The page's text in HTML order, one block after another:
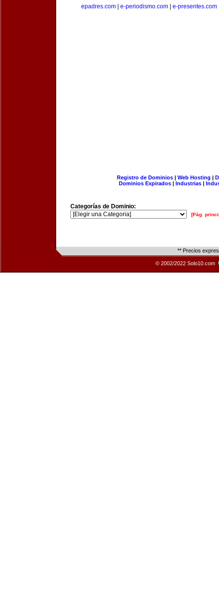
epadres.com
e-periodismo.com e-presentes.com
Registro de Dominios| Web Hosting |
Dominios Expirados | Industrias |
Categorías de Dominio:
[Pág.
** Precios
© 2002/2022 Solo10.com